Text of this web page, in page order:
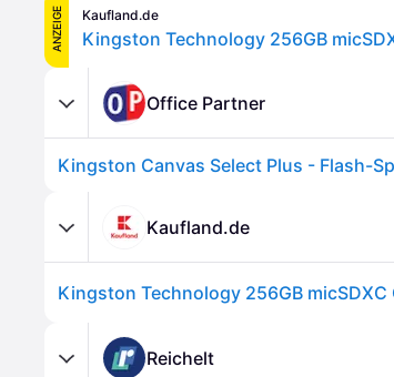
ANZEIGE Kaufland.de
Office Partner
Kingston Canvas Select Plus - Flash-
Kaufland.de
Reichelt